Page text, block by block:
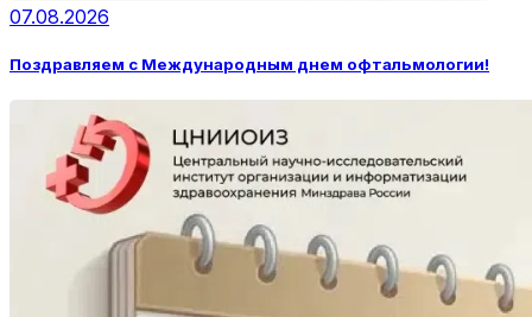
07.08.2026
Поздравляем с Международным днем офтальмологии!